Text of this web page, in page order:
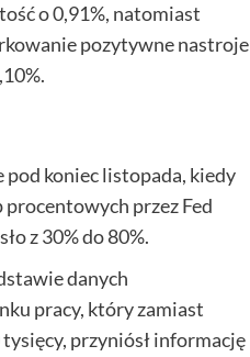
o 0,91%, natomiast
pozytywne nastroje
pod koniec listopada, kiedy
przez Fed
z 30% do 80%.
danych
pracy, który zamiast
przyniósł informację